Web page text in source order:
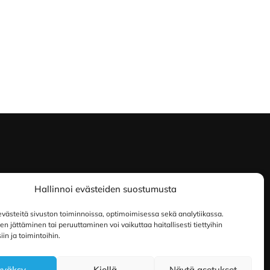
Hallinnoi evästeiden suostumusta
sivuston toiminnoissa, optimoimisessa sekä analytiikassa.
jättäminen tai peruuttaminen voi vaikuttaa haitallisesti tiettyihin
ja toimintoihin.